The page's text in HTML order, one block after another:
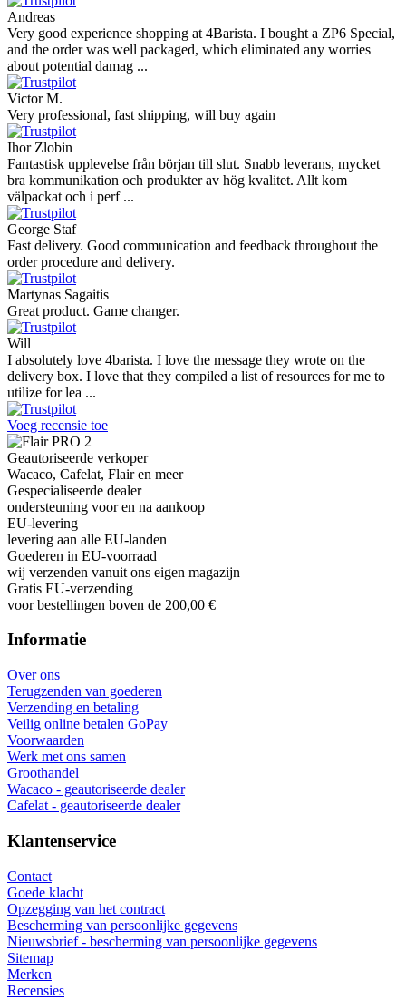
Andreas
Very good experience shopping at 4Barista. I bought a ZP6 Special,
and the order was well packaged, which eliminated any worries
about potential damag ...
Victor M.
Very professional, fast shipping, will buy again
Ihor Zlobin
Fantastisk upplevelse från början till slut. Snabb leverans, mycket
bra kommunikation och produkter av hög kvalitet. Allt kom
välpackat och i perf ...
George Staf
Fast delivery. Good communication and feedback throughout the
order procedure and delivery.
Martynas Sagaitis
Great product. Game changer.
Will
I absolutely love 4barista. I love the message they wrote on the
delivery box. I love that they compiled a list of resources for me to
utilize for lea ...
Voeg recensie toe
Geautoriseerde verkoper
Wacaco, Cafelat, Flair en meer
Gespecialiseerde dealer
ondersteuning voor en na aankoop
EU-levering
levering aan alle EU-landen
Goederen in EU-voorraad
wij verzenden vanuit ons eigen magazijn
Gratis EU-verzending
voor bestellingen boven de 200,00 €
Informatie
Over ons
Terugzenden van goederen
Verzending en betaling
Veilig online betalen GoPay
Voorwaarden
Werk met ons samen
Groothandel
Wacaco - geautoriseerde dealer
Cafelat - geautoriseerde dealer
Klantenservice
Contact
Goede klacht
Opzegging van het contract
Bescherming van persoonlijke gegevens
Nieuwsbrief - bescherming van persoonlijke gegevens
Sitemap
Merken
Recensies